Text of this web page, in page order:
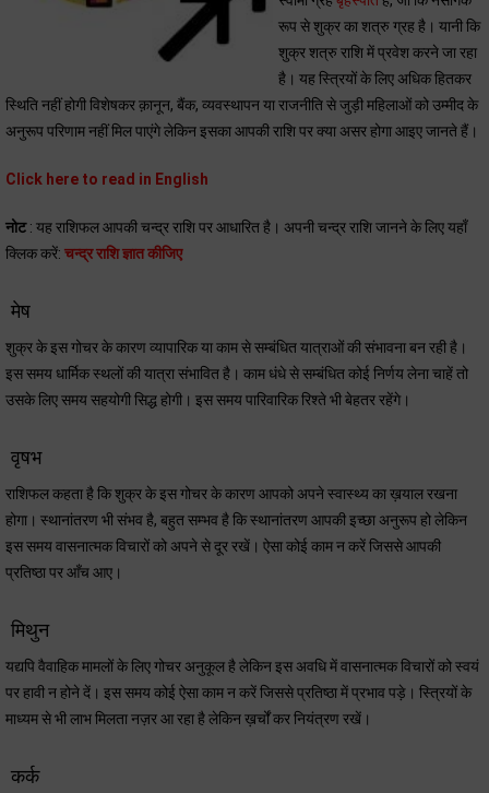
रूप से शुक्र का शत्रु ग्रह है। यानी कि
शुक्र शत्रु राशि में प्रवेश करने जा रहा
है। यह स्त्रियों के लिए अधिक हितकर
स्थिति नहीं होगी विशेषकर क़ानून, बैंक, व्यवस्थापन या राजनीति से जुड़ी महिलाओं को उम्मीद के
अनुरूप परिणाम नहीं मिल पाएंगे लेकिन इसका आपकी राशि पर क्या असर होगा आइए जानते हैं।
Click here to read in English
नोट: यह राशिफल आपकी चन्द्र राशि पर आधारित है। अपनी चन्द्र राशि जानने के लिए यहाँ
क्लिक करें: चन्द्र राशि ज्ञात कीजिए
मेष
शुक्र के इस गोचर के कारण व्यापारिक या काम से सम्बंधित यात्राओं की संभावना बन रही है।
इस समय धार्मिक स्थलों की यात्रा संभावित है। काम धंधे से सम्बंधित कोई निर्णय लेना चाहें तो
उसके लिए समय सहयोगी सिद्ध होगी। इस समय पारिवारिक रिश्ते भी बेहतर रहेंगे।
वृषभ
राशिफल कहता है कि शुक्र के इस गोचर के कारण आपको अपने स्वास्थ्य का ख़याल रखना
होगा। स्थानांतरण भी संभव है, बहुत सम्भव है कि स्थानांतरण आपकी इच्छा अनुरूप हो लेकिन
इस समय वासनात्मक विचारों को अपने से दूर रखें। ऐसा कोई काम न करें जिससे आपकी
प्रतिष्ठा पर आँच आए।
मिथुन
यद्यपि वैवाहिक मामलों के लिए गोचर अनुकूल है लेकिन इस अवधि में वासनात्मक विचारों को स्वयं
पर हावी न होने दें। इस समय कोई ऐसा काम न करें जिससे प्रतिष्ठा में प्रभाव पड़े। स्त्रियों के
माध्यम से भी लाभ मिलता नज़र आ रहा है लेकिन ख़र्चों कर नियंत्रण रखें।
कर्क